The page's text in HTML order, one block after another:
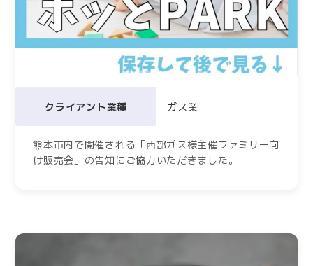
クライアント業種 ガス業
熊本市内で開催される「西部ガス様主催ファミリー向
け販売会」の告知にご協力いただきました。